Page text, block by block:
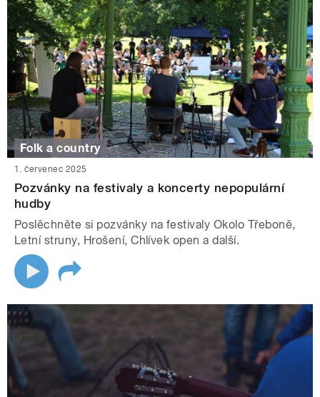
Folk a country
1. červenec 2025
Pozvánky na festivaly a koncerty nepopulární
hudby
Poslěchněte si pozvánky na festivaly Okolo Třeboně,
Letní struny, Hrošení, Chlívek open a další.